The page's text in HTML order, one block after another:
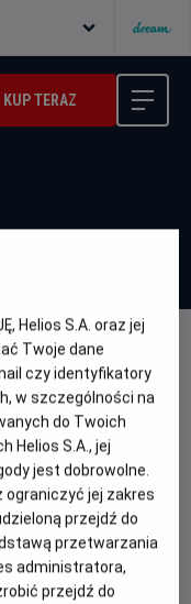
KUP TERAZ
UA
/ Przygodowy
Helios S.A. oraz jej
Twoje dane
czy identyfikatory
w szczególności na
do Twoich
Helios S.A., jej
jest dobrowolne.
ograniczyć jej zakres
przejdź do
przetwarzania
administratora,
przejdź do